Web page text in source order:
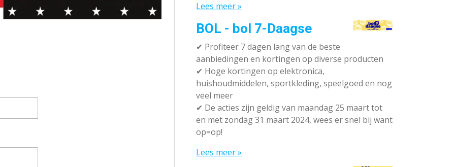
Lees meer »
BOL - bol 7-Daagse
✔ Profiteer 7 dagen lang van de beste
aanbiedingen en kortingen op diverse producten
✔ Hoge kortingen op elektronica,
huishoudmiddelen, sportkleding, speelgoed en nog
veel meer
✔ De acties zijn geldig van maandag 25 maart tot
en met zondag 31 maart 2024, wees er snel bij want
op=op!
Lees meer »